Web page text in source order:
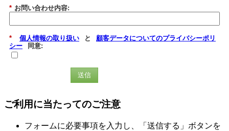
* お問い合わせ内容:
* 個人情報の取り扱い と
顧客データについてのプライバシーポリ
シー
同意:
送信
ご利用に当たってのご注意
フォームに必要事項を入力し、「送信する」ボタンを